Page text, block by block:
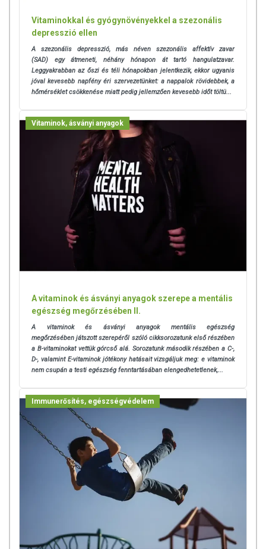
Vitaminokkal és gyógynövényekkel a szezonális
depresszió ellen
A szezonális depresszió, más néven szezonális affektív zavar
(SAD) egy átmeneti, néhány hónapon át tartó hangulatzavar.
Leggyakrabban az őszi és téli hónapokban jelentkezik, ekkor ugyanis
jóval kevesebb napfény éri szervezetünket: a nappalok rövidebbek, a
hőmérséklet csökkenése miatt pedig jellemzően kevesebb időt töltü...
Vitaminok, ásványi anyagok
A vitaminok és ásványi anyagok szerepe a mentális
egészség megőrzésében II.
A vitaminok és ásványi anyagok mentális egészség
megőrzésében játszott szerepéről szóló cikksorozatunk első részében
a B-vitaminokat vettük górcső alá. Sorozatunk második részében a C-,
D-, valamint E-vitaminok jótékony hatásait vizsgáljuk meg: e vitaminok
nem csupán a testi egészség fenntartásában elengedhetetlenek,...
Immunerősítés, egészségvédelem